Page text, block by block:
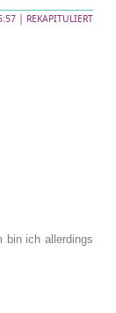
| REKAPITULIERT
bin ich allerdings